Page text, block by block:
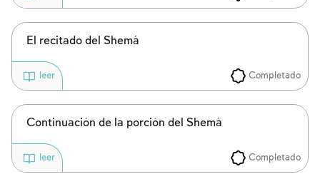
El recitado del Shemá
Completado
leer
Continuación de la porción del Shemá
Completado
leer